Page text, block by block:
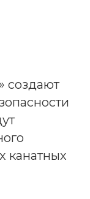
создают
канатных